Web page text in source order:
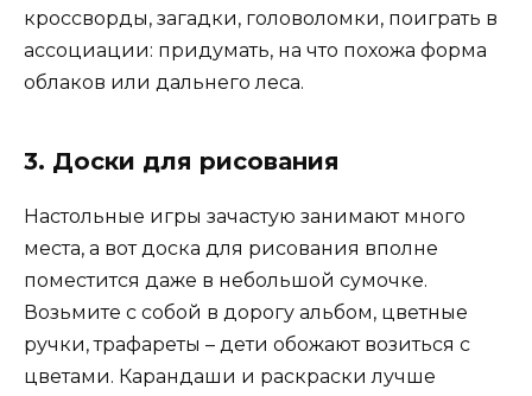
кроссворды, загадки, головоломки, поиграть в
ассоциации: придумать, на что похожа форма
облаков или дальнего леса.
3. Доски для рисования
Настольные игры зачастую занимают много
места, а вот доска для рисования вполне
поместится даже в небольшой сумочке.
Возьмите с собой в дорогу альбом, цветные
ручки, трафареты – дети обожают возиться с
цветами. Карандаши и раскраски лучше